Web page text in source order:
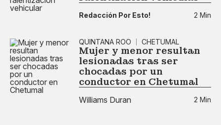
Redacción Por Esto! 2 Min
QUINTANA ROO CHETUMAL
Mujer y menor resultan
lesionadas tras ser
chocadas por un
conductor en Chetumal
Williams Duran 2 Min